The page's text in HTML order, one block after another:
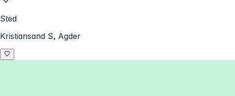
Sted
Kristiansand S, Agder